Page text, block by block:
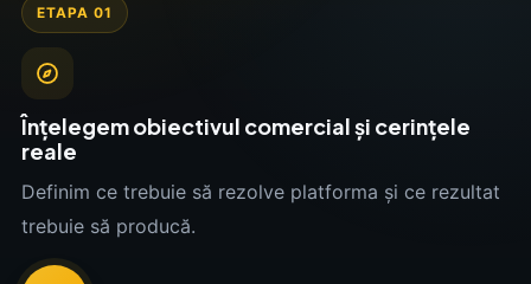
ETAPA 01
Înțelegem obiectivul comercial și cerințele
reale
Definim ce trebuie să rezolve platforma și ce rezultat
trebuie să producă.